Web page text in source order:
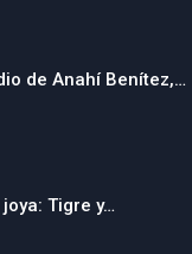
de Anahí Benítez,…
Tigre y…